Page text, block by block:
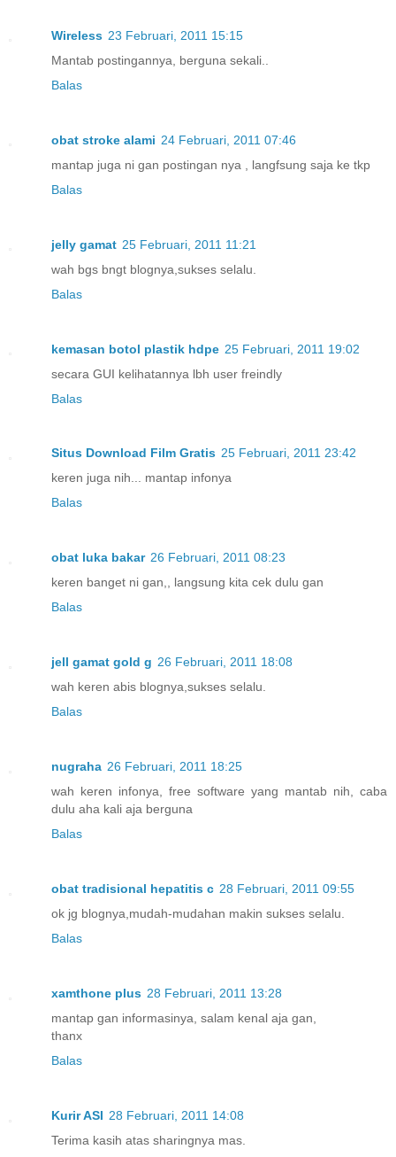
Wireless 23 Februari, 2011 15:15
Mantab postingannya, berguna sekali..
Balas
obat stroke alami 24 Februari, 2011 07:46
mantap juga ni gan postingan nya , langfsung saja ke tkp
Balas
jelly gamat 25 Februari, 2011 11:21
wah bgs bngt blognya,sukses selalu.
Balas
kemasan botol plastik hdpe 25 Februari, 2011 19:02
secara GUI kelihatannya lbh user freindly
Balas
Situs Download Film Gratis 25 Februari, 2011 23:42
keren juga nih... mantap infonya
Balas
obat luka bakar 26 Februari, 2011 08:23
keren banget ni gan,, langsung kita cek dulu gan
Balas
jell gamat gold g 26 Februari, 2011 18:08
wah keren abis blognya,sukses selalu.
Balas
nugraha 26 Februari, 2011 18:25
wah keren infonya, free software yang mantab nih, caba
dulu aha kali aja berguna
Balas
obat tradisional hepatitis c 28 Februari, 2011 09:55
ok jg blognya,mudah-mudahan makin sukses selalu.
Balas
xamthone plus 28 Februari, 2011 13:28
mantap gan informasinya, salam kenal aja gan,
thanx
Balas
Kurir ASI 28 Februari, 2011 14:08
Terima kasih atas sharingnya mas.